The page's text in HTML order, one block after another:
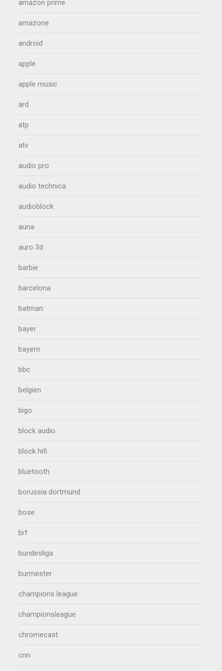
amazon prime
amazone
android
apple
apple music
ard
atp
atv
audio pro
audio technica
audioblock
auna
auro 3d
barbie
barcelona
batman
bayer
bayern
bbc
belgien
bigo
block audio
block hifi
bluetooth
borussia dortmund
bose
brf
bundesliga
burmester
champions league
championsleague
chromecast
cnn